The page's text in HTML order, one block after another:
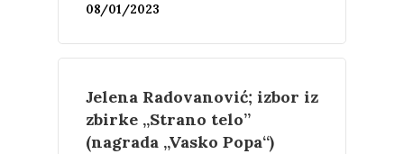
08/01/2023
Jelena Radovanović; izbor iz
zbirke „Strano telo”
(nagrada „Vasko Popa“)